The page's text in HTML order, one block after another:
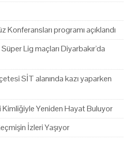
Konferansları programı açıklandı
Lig maçları Diyarbakır'da
SİT alanında kazı yaparken
Yeniden Hayat Buluyor
İzleri Yaşıyor